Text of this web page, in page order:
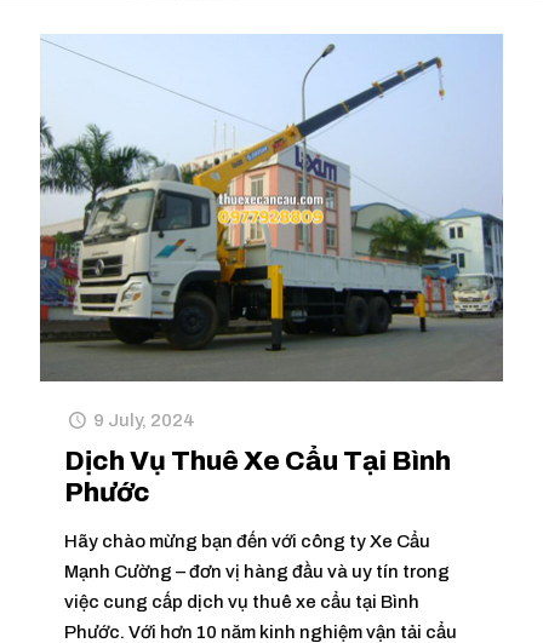
9 July, 2024
Dịch Vụ Thuê Xe Cẩu Tại Bình
Phước
Hãy chào mừng bạn đến với công ty Xe Cẩu
Mạnh Cường – đơn vị hàng đầu và uy tín trong
việc cung cấp dịch vụ thuê xe cẩu tại Bình
Phước. Với hơn 10 năm kinh nghiệm vận tải cẩu